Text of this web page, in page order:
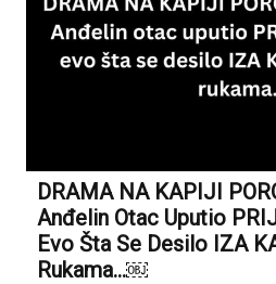
DRAMA NA KAPIJI
Anđelin Otac Uputio
Evo Šta Se Desilo IZA
Rukama…￼